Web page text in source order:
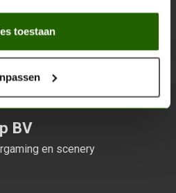
toestaan
over onze laatste acties
BV
en scenery